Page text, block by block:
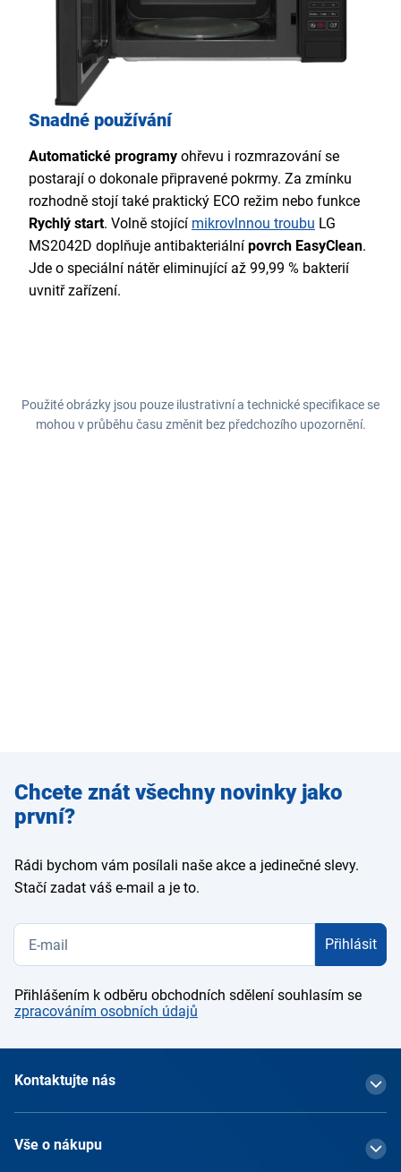
Snadné používání
Automatické programy ohřevu i rozmrazování se
postarají o dokonale připravené pokrmy. Za zmínku
rozhodně stojí také praktický ECO režim nebo funkce
Rychlý start. Volně stojící mikrovlnnou troubu LG
MS2042D doplňuje antibakteriální povrch EasyClean.
Jde o speciální nátěr eliminující až 99,99 % bakterií
uvnitř zařízení.
Použité obrázky jsou pouze ilustrativní a technické specifikace se
mohou v průběhu času změnit bez předchozího upozornění.
Zadejte
e-mail
Chcete znát všechny novinky jako
první?
Rádi bychom vám posílali naše akce a jedinečné slevy.
Stačí zadat váš e-mail a je to.
Přihlásit
Přihlášením k odběru obchodních sdělení souhlasím se
zpracováním osobních údajů
Kontaktujte nás
Vše o nákupu